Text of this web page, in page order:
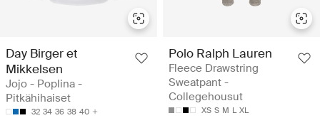
Day Birger et
Mikkelsen
Jojo - Poplina -
Pitkähihaiset
32 34 36 38 40
Polo Ralph Lauren
Fleece Drawstring
Sweatpant -
Collegehousut
XS S M L XL